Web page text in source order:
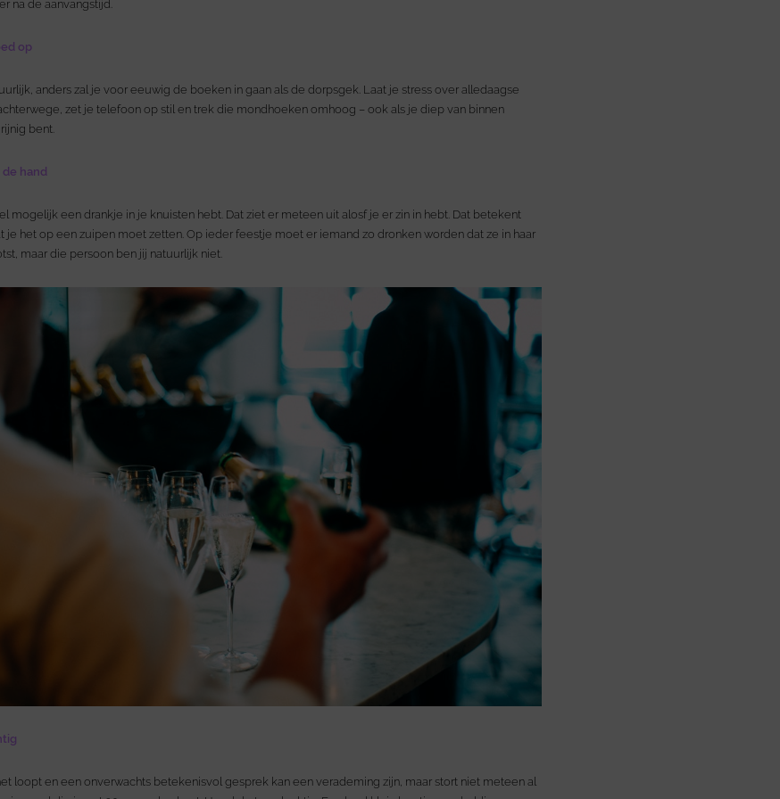
na de aanvangstijd.
op
anders zal je voor eeuwig de boeken in gaan als de dorpsgek. Laat je stress over alledaagse
zet je telefoon op stil en trek die mondhoeken omhoog – ook als je diep van binnen
bent.
de hand
mogelijk een drankje in je knuisten hebt. Dat ziet er meteen uit alosf je er zin in hebt. Dat betekent
je het op een zuipen moet zetten. Op ieder feestje moet er iemand zo dronken worden dat ze in haar
maar die persoon ben jij natuurlijk niet.
loopt en een onverwachts betekenisvol gesprek kan een verademing zijn, maar stort niet meteen al